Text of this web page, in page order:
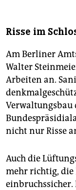
Risse im
Am Berliner
Walter
Arbeiten an.
Verwaltungsbau
nicht nur Risse
Auch die
mehr richtig, die